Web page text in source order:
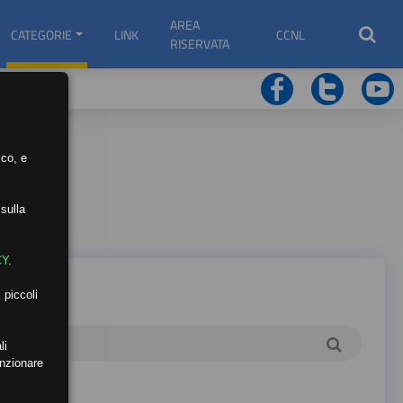
CATEGORIE LINK
AREA
RISERVATA
CCNL
e
.
piccoli